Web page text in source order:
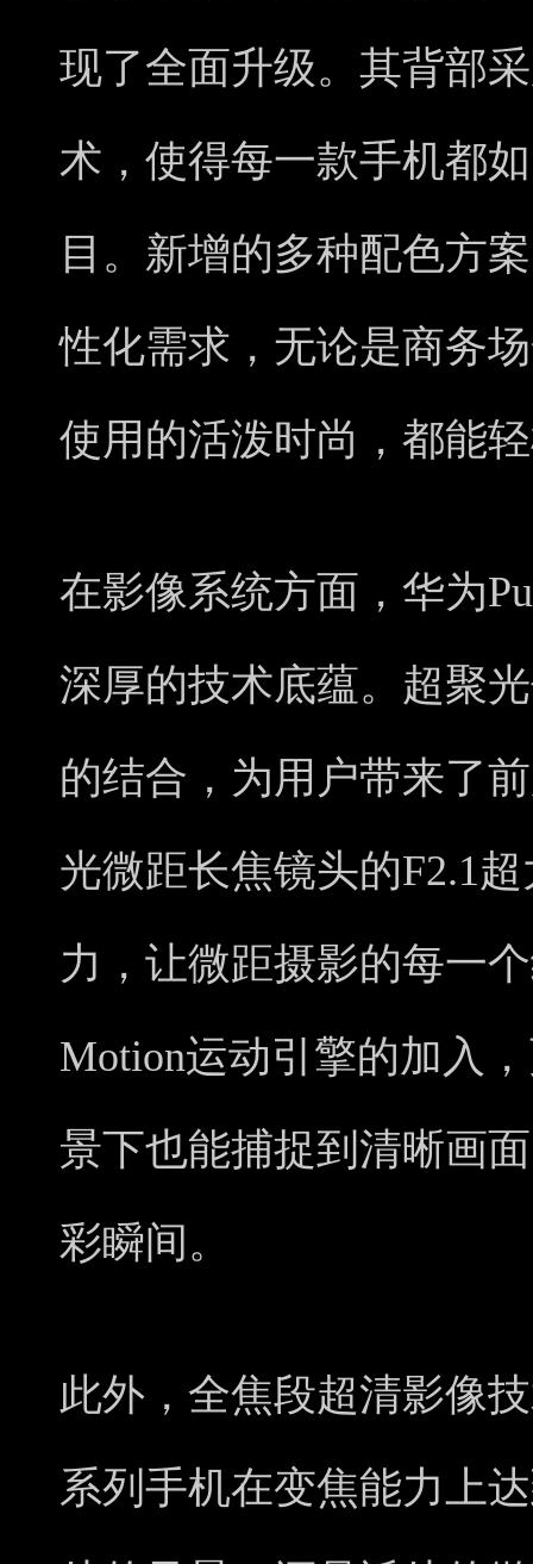
现了全面升级。其背部
术，使得每一款手机都
目。新增的多种配色方
性化需求，无论是商务
使用的活泼时尚，都能
在影像系统方面，华为
深厚的技术底蕴。超聚
的结合，为用户带来了
光微距长焦镜头的F2.1
力，让微距摄影的每一
Motion运动引擎的加入
景下也能捕捉到清晰画
彩瞬间。
此外，全焦段超清影像
系列手机在变焦能力上